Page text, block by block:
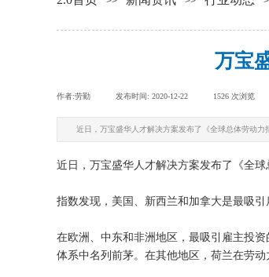
万宝
作者:劳勤 发布时间: 2020-12-22 1526 次浏览
近日，万宝盛华人才解决方案发布了《全球总体劳动力
近日，万宝盛华人才解决方案发布了《全
指数发现，美国、新西兰和加拿大是最吸
在欧洲、中东和非洲地区，最吸引雇主投
体系中名列前茅。在其他地区，荷兰在劳